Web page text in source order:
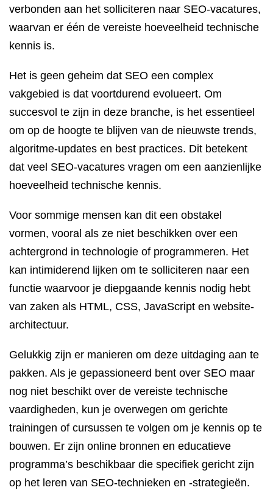
verbonden aan het solliciteren naar SEO-vacatures,
waarvan er één de vereiste hoeveelheid technische
kennis is.
Het is geen geheim dat SEO een complex
vakgebied is dat voortdurend evolueert. Om
succesvol te zijn in deze branche, is het essentieel
om op de hoogte te blijven van de nieuwste trends,
algoritme-updates en best practices. Dit betekent
dat veel SEO-vacatures vragen om een aanzienlijke
hoeveelheid technische kennis.
Voor sommige mensen kan dit een obstakel
vormen, vooral als ze niet beschikken over een
achtergrond in technologie of programmeren. Het
kan intimiderend lijken om te solliciteren naar een
functie waarvoor je diepgaande kennis nodig hebt
van zaken als HTML, CSS, JavaScript en website-
architectuur.
Gelukkig zijn er manieren om deze uitdaging aan te
pakken. Als je gepassioneerd bent over SEO maar
nog niet beschikt over de vereiste technische
vaardigheden, kun je overwegen om gerichte
trainingen of cursussen te volgen om je kennis op te
bouwen. Er zijn online bronnen en educatieve
programma’s beschikbaar die specifiek gericht zijn
op het leren van SEO-technieken en -strategieën.